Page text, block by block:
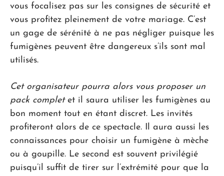
vous focalisez pas sur les consignes de sécurité et
vous profitez pleinement de votre mariage. C’est
un gage de sérénité à ne pas négliger puisque les
fumigènes peuvent être dangereux s’ils sont mal
utilisés.
Cet organisateur pourra alors vous proposer un
pack completet il saura utiliser les fumigènes au
bon moment tout en étant discret. Les invités
profiteront alors de ce spectacle. Il aura aussi les
connaissances pour choisir un fumigène à mèche
ou à goupille. Le second est souvent privilégié
puisqu’il suffit de tirer sur l’extrémité pour que la